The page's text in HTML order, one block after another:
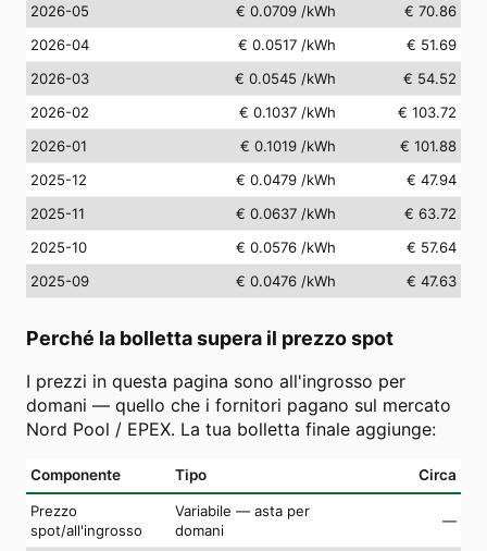
2026-05
€ 0.0709 /kWh
€ 70.86
2026-04
€ 0.0517 /kWh
€ 51.69
2026-03
€ 0.0545 /kWh
€ 54.52
2026-02
€ 0.1037 /kWh
€ 103.72
2026-01
€ 0.1019 /kWh
€ 101.88
2025-12
€ 0.0479 /kWh
€ 47.94
2025-11
€ 0.0637 /kWh
€ 63.72
2025-10
€ 0.0576 /kWh
€ 57.64
2025-09
€ 0.0476 /kWh € 47.63
Perché la bolletta supera il prezzo spot
I prezzi in questa pagina sono all'ingrosso per
domani — quello che i fornitori pagano sul mercato
Nord Pool / EPEX. La tua bolletta finale aggiunge:
Componente Tipo Circa
Prezzo
spot/all'ingrosso
Variabile — asta per
domani
—